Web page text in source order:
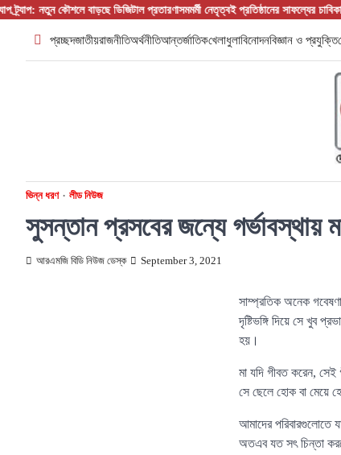
Skip
content
নতুন কৌশলে বাড়ছে ডিজিটাল প্রতারণাসমমর্মী নেতৃত্বই প্রতিষ্ঠানের সাফল্যের চাবিকাঠি
প্রচ্ছদজাতীয়রাজনীতিঅর্থনীতিআন্তর্জাতিকখেলাধুলাবিনোদনবিজ্ঞান ও প্রযুক্তি
ভিন্ন ধরণ লীড নিউজ
সুসন্তান প্রসবের জন্যে গর্ভাবস্থায়
আরএমজি বিডি নিউজ ডেস্ক September 3, 2021
সাম্প্রতিক অনেক
দৃষ্টিভঙ্গি দিয়ে সে খুব
হয়।
মা যদি গীবত করেন,
সে ছেলে হোক বা মেয়ে
আমাদের পরিবারগুলোতে
অতএব যত সৎ চিন্তা